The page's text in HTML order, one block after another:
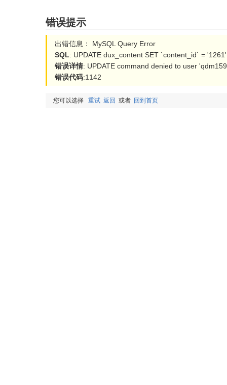
错误提示
出错信息： MySQL Query Error
SQL: UPDATE dux_content SET `content_id` =
错误详情: UPDATE command denied to user
错误代码:1142
您可以选择 重试 返回 或者 回到首页